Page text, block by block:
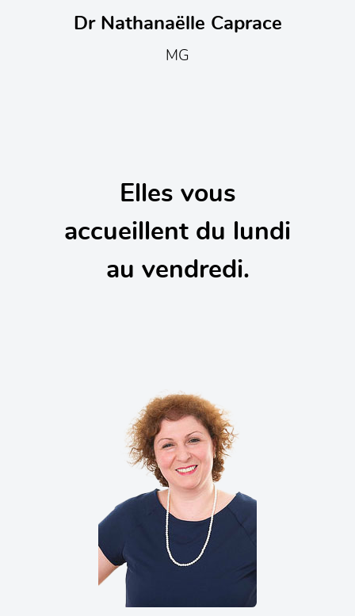
Dr Nathanaëlle Caprace
MG
Elles vous
accueillent du lundi
au vendredi.